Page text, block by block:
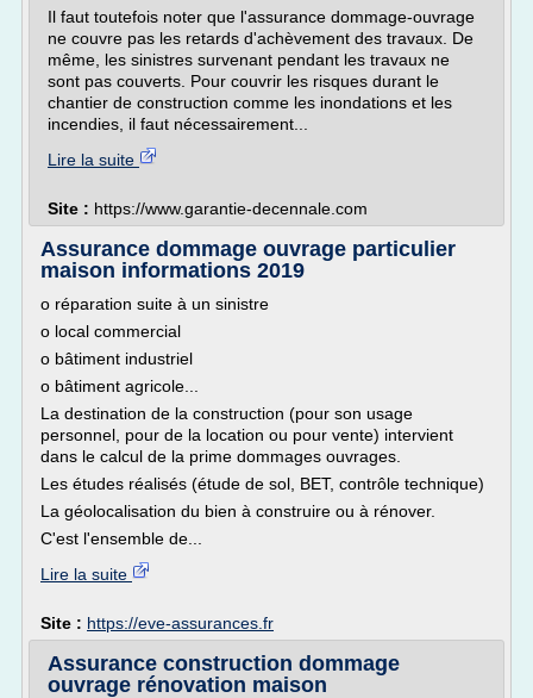
Il faut toutefois noter que l'assurance dommage-ouvrage
ne couvre pas les retards d'achèvement des travaux. De
même, les sinistres survenant pendant les travaux ne
sont pas couverts. Pour couvrir les risques durant le
chantier de construction comme les inondations et les
incendies, il faut nécessairement...
Lire la suite
Site : https://www.garantie-decennale.com
Assurance dommage ouvrage particulier
maison informations 2019
o réparation suite à un sinistre
o local commercial
o bâtiment industriel
o bâtiment agricole...
La destination de la construction (pour son usage
personnel, pour de la location ou pour vente) intervient
dans le calcul de la prime dommages ouvrages.
Les études réalisés (étude de sol, BET, contrôle technique)
La géolocalisation du bien à construire ou à rénover.
C'est l'ensemble de...
Lire la suite
Site : https://eve-assurances.fr
Assurance construction dommage
ouvrage rénovation maison